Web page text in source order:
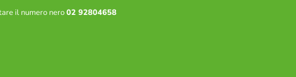
il numero nero02 92804658